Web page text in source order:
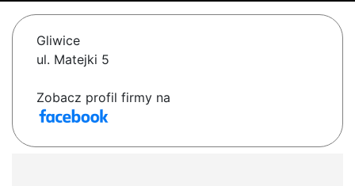
Gliwice
ul. Matejki 5
Zobacz profil firmy na